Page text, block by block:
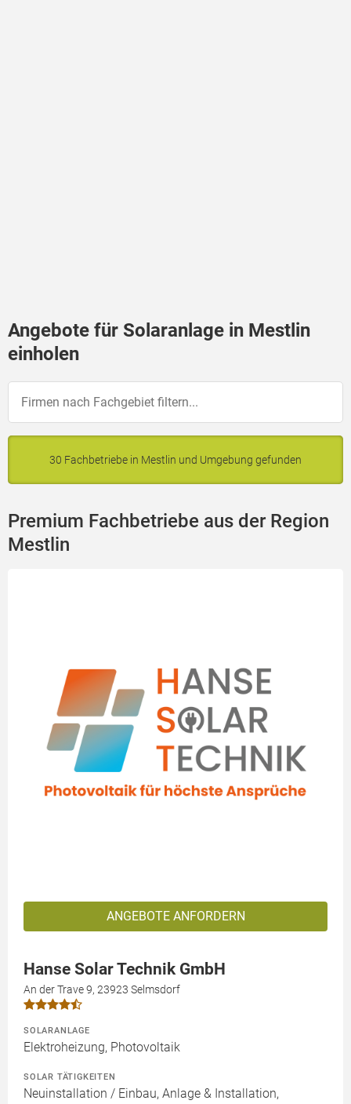
Angebote für Solaranlage in Mestlin
einholen
30 Fachbetriebe in Mestlin und Umgebung gefunden
Premium Fachbetriebe aus der Region
Mestlin
ANGEBOTE ANFORDERN
Hanse Solar Technik GmbH
An der Trave 9, 23923 Selmsdorf
SOLARANLAGE
Elektroheizung, Photovoltaik
SOLAR TÄTIGKEITEN
Neuinstallation / Einbau, Anlage & Installation,